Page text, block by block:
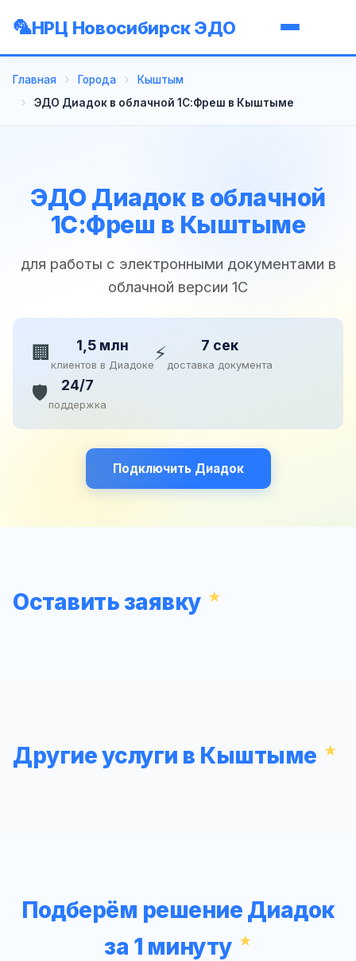
НРЦ Новосибирск ЭДО
Главная Города
Кыштым
ЭДО Диадок в облачной 1С:Фреш в Кыштыме
ЭДО Диадок в облачной
1С:Фреш в Кыштыме
для работы с электронными документами в
облачной версии 1С
🏢 1,5 млн
клиентов в Диадоке⚡ 7 сек
доставка документа
🛡️ 24/7
поддержка
Подключить Диадок
Оставить заявку
Другие услуги в Кыштыме
Подберём решение Диадок
за 1 минуту